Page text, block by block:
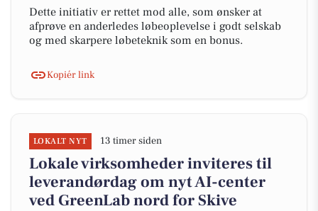
Dette initiativ er rettet mod alle, som ønsker at
afprøve en anderledes løbeoplevelse i godt selskab
og med skarpere løbeteknik som en bonus.
Kopiér link
LOKALT NYT 13 timer siden
Lokale virksomheder inviteres til
leverandørdag om nyt AI-center
ved GreenLab nord for Skive